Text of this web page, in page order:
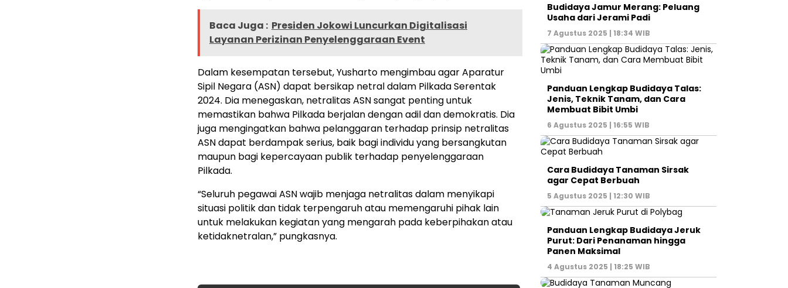
Baca Juga : Presiden Jokowi Luncurkan Digitalisasi
Layanan Perizinan Penyelenggaraan Event
Dalam kesempatan tersebut, Yusharto mengimbau agar Aparatur
Sipil Negara (ASN) dapat bersikap netral dalam Pilkada Serentak
2024. Dia menegaskan, netralitas ASN sangat penting untuk
memastikan bahwa Pilkada berjalan dengan adil dan demokratis. Dia
juga mengingatkan bahwa pelanggaran terhadap prinsip netralitas
ASN dapat berdampak serius, baik bagi individu yang bersangkutan
maupun bagi kepercayaan publik terhadap penyelenggaraan
Pilkada.
“Seluruh pegawai ASN wajib menjaga netralitas dalam menyikapi
situasi politik dan tidak terpengaruh atau memengaruhi pihak lain
untuk melakukan kegiatan yang mengarah pada keberpihakan atau
ketidaknetralan,” pungkasnya.
Budidaya Jamur Merang: Peluang
Usaha dari Jerami Padi
7 Agustus 2025 | 18:34 WIB
Panduan Lengkap Budidaya Talas:
Jenis, Teknik Tanam, dan Cara
Membuat Bibit Umbi
6 Agustus 2025 | 16:55 WIB
Cara Budidaya Tanaman Sirsak
agar Cepat Berbuah
5 Agustus 2025 | 12:30 WIB
Panduan Lengkap Budidaya Jeruk
Purut: Dari Penanaman hingga
Panen Maksimal
4 Agustus 2025 | 18:25 WIB